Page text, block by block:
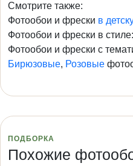
Смотрите также:
Фотообои и фрески в
Фотообои и фрески в стиле:
Фотообои и фрески с
Бирюзовые, Розовые
ПОДБОРКА
Похожие